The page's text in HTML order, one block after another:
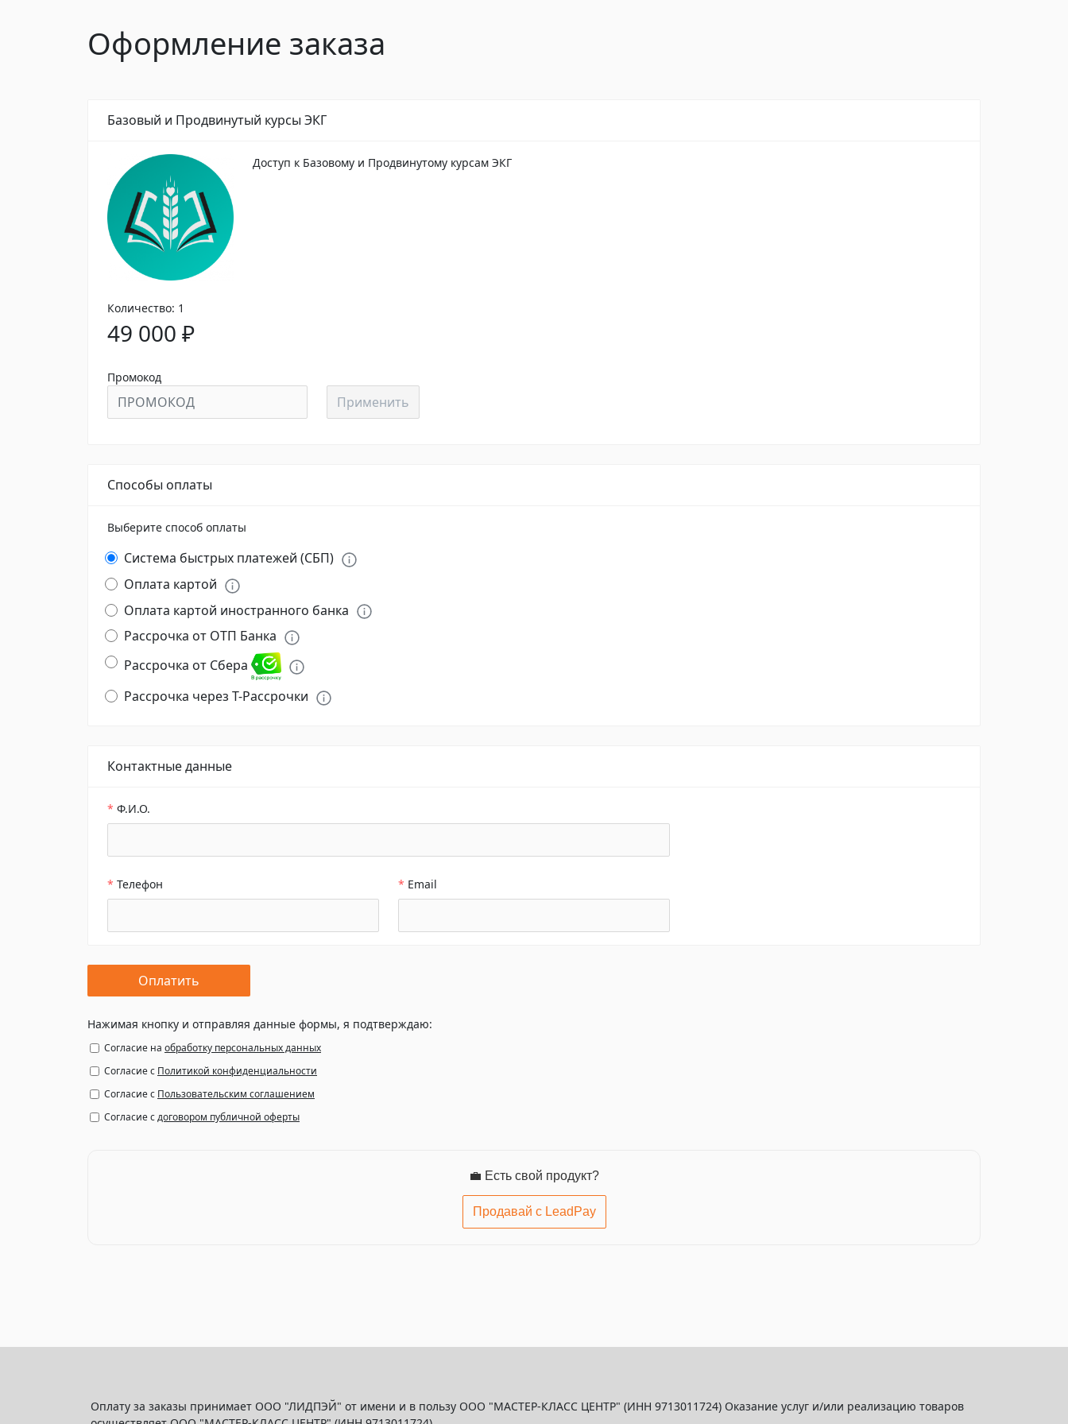
Оформление заказа
Базовый и Продвинутый курсы ЭКГ
Доступ к Базовому и Продвинутому курсам ЭКГ
Количество: 1
49 000 ₽
Промокод
Промокод Применить
Способы оплаты
Выберите способ оплаты
Система быстрых платежей (СБП)
Оплата картой
Оплата картой иностранного банка
Рассрочка от ОТП Банка
Рассрочка от Сбера
Рассрочка через Т-Рассрочки
Контактные данные
* Ф.И.О.
* Телефон * Email
Нажимая кнопку и отправляя данные формы, я подтверждаю:
Согласие на обработку персональных данных
Согласие с Политикой конфиденциальности
Согласие с Пользовательским соглашением
Согласие сдоговором публичной оферты
💼 Есть свой продукт?
Продавай с LeadPay
Оплату за заказы принимает ООО "ЛИДПЭЙ" от имени и в пользу ООО "МАСТЕР-КЛАСС ЦЕНТР" (ИНН 9713011724) Оказание услуг и/или реализацию товаров